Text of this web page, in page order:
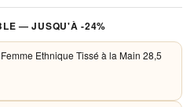
et Apple Pay. Aucune donnée
serveurs.
— JUSQU'À -24%
Ethnique Tissé à la Main 28,5